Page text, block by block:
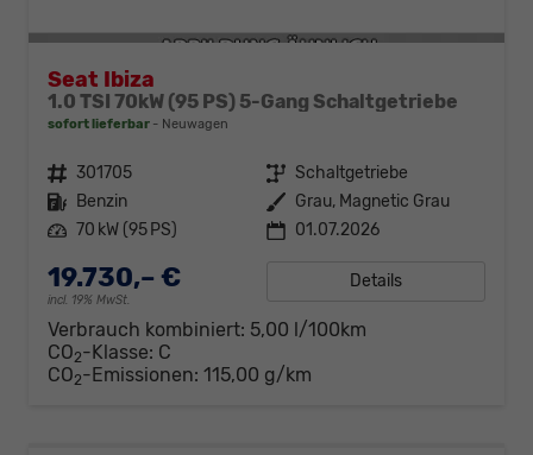
Seat Ibiza
1.0 TSI 70kW (95 PS) 5-Gang Schaltgetriebe
sofort lieferbar Neuwagen
Fahrzeugnr. 301705 Getriebe Schaltgetriebe
Kraftstoff Benzin Außenfarbe Grau, Magnetic Grau
Leistung 70 kW (95 PS) 01.07.2026
19.730,– €
incl. 19% MwSt.
Details
Verbrauch kombiniert: 5,00 l/100km
CO2-Klasse: C
CO2-Emissionen: 115,00 g/km